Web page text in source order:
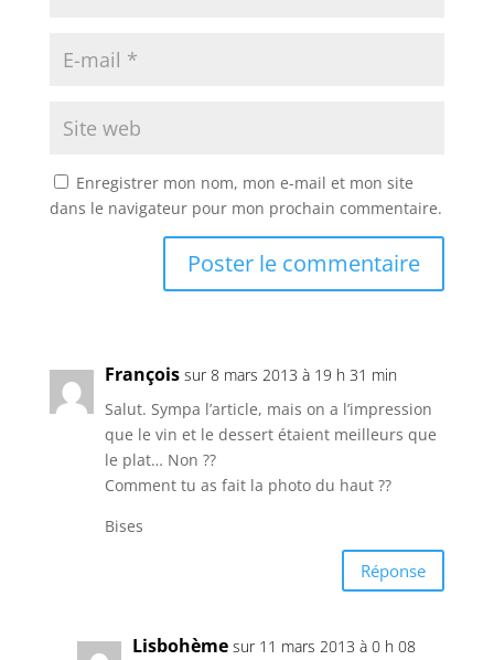
Enregistrer mon nom, mon e-mail et mon site
dans le navigateur pour mon prochain commentaire.
François sur 8 mars 2013 à 19 h 31 min
Salut. Sympa l’article, mais on a l’impression
que le vin et le dessert étaient meilleurs que
le plat… Non ??
Comment tu as fait la photo du haut ??
Bises
Réponse
Lisbohème sur 11 mars 2013 à 0 h 08